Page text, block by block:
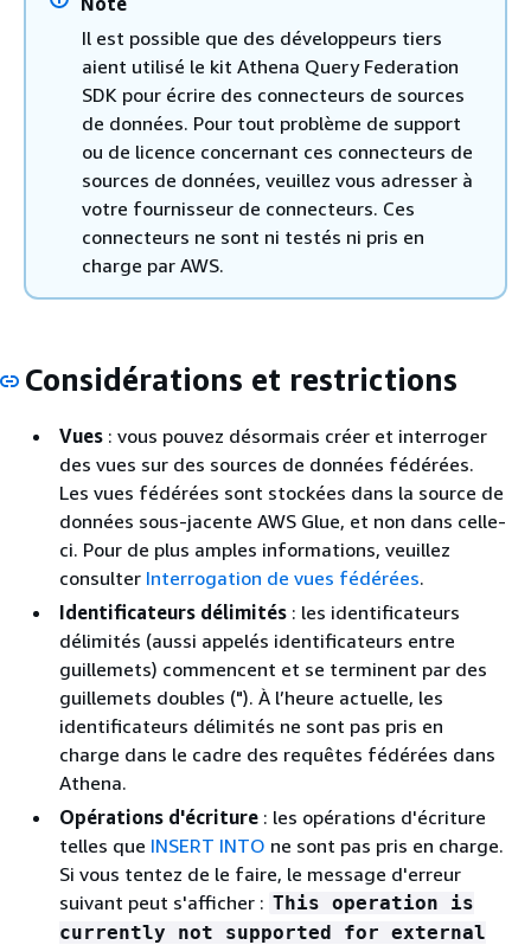
Il est possible que des développeurs tiers
aient utilisé le kit Athena Query Federation
SDK pour écrire des connecteurs de sources
de données. Pour tout problème de support
ou de licence concernant ces connecteurs de
sources de données, veuillez vous adresser à
votre fournisseur de connecteurs. Ces
connecteurs ne sont ni testés ni pris en
charge par AWS.
Considérations et restrictions
Vues : vous pouvez désormais créer et interroger
des vues sur des sources de données fédérées.
Les vues fédérées sont stockées dans la source de
données sous-jacente AWS Glue, et non dans celle-
ci. Pour de plus amples informations, veuillez
consulter Interrogation de vues fédérées.
Identificateurs délimités : les identificateurs
délimités (aussi appelés identificateurs entre
guillemets) commencent et se terminent par des
guillemets doubles ("). À l’heure actuelle, les
identificateurs délimités ne sont pas pris en
charge dans le cadre des requêtes fédérées dans
Athena.
Opérations d'écriture : les opérations d'écriture
telles que INSERT INTO ne sont pas pris en charge.
Si vous tentez de le faire, le message d'erreur
suivant peut s'afficher : This operation is
currently not supported for external